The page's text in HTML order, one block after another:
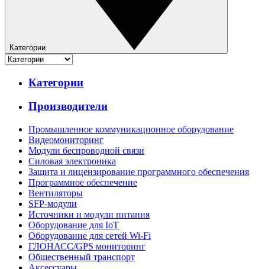
Категории
Категории
Производители
Промышленное коммуникационное оборудование
Видеомониторинг
Модули беспроводной связи
Силовая электроника
Защита и лицензирование программного обеспечения
Программное обеспечение
Вентиляторы
SFP-модули
Источники и модули питания
Оборудование для IoT
Оборудование для сетей Wi-Fi
ГЛОНАСС/GPS мониторинг
Общественный транспорт